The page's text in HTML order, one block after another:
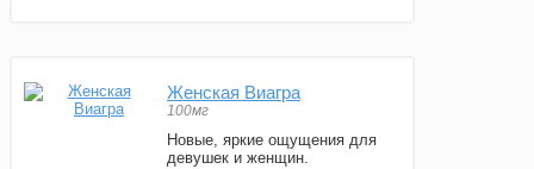
Женская Виагра
100мг
Новые, яркие ощущения для
девушек и женщин.